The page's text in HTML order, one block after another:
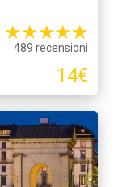
★★★★☆
★
489 recensioni
14€